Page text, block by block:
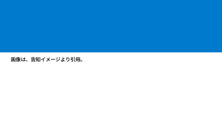
画像は、告知イメージより引用。